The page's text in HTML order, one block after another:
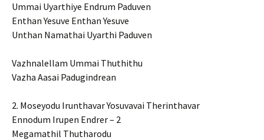
Ummai Uyarthiye Endrum Paduven
Enthan Yesuve Enthan Yesuve
Unthan Namathai Uyarthi Paduven
Vazhnalellam Ummai Thuthithu
Vazha Aasai Padugindrean
2. Moseyodu Irunthavar Yosuvavai Therinthavar
Ennodum Irupen Endrer – 2
Megamathil Thutharodu